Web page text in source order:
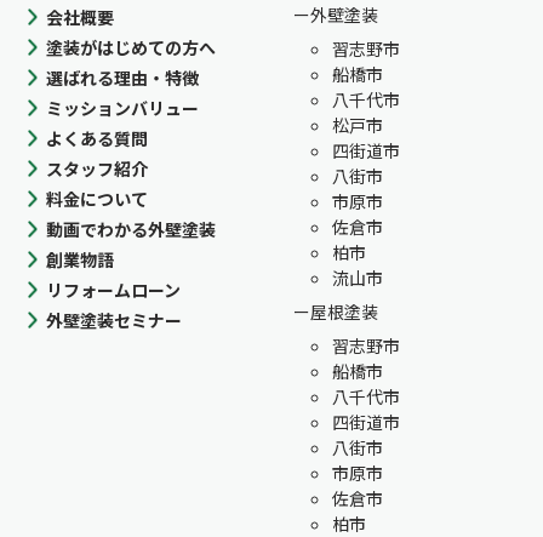
会社概要
塗装がはじめての方へ
選ばれる理由・特徴
ミッションバリュー
よくある質問
スタッフ紹介
料金について
動画でわかる外壁塗装
創業物語
リフォームローン
外壁塗装セミナー
外壁塗装
習志野市
船橋市
八千代市
松戸市
四街道市
八街市
市原市
佐倉市
柏市
流山市
屋根塗装
習志野市
船橋市
八千代市
四街道市
八街市
市原市
佐倉市
柏市